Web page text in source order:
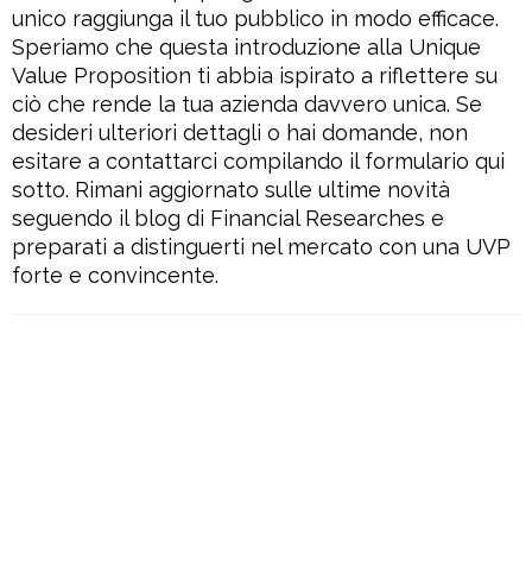
unico raggiunga il tuo pubblico in modo efficace.
Speriamo che questa introduzione alla Unique
Value Proposition ti abbia ispirato a riflettere su
ciò che rende la tua azienda davvero unica. Se
desideri ulteriori dettagli o hai domande, non
esitare a contattarci compilando il formulario qui
sotto. Rimani aggiornato sulle ultime novità
seguendo il blog di Financial Researches e
preparati a distinguerti nel mercato con una UVP
forte e convincente.